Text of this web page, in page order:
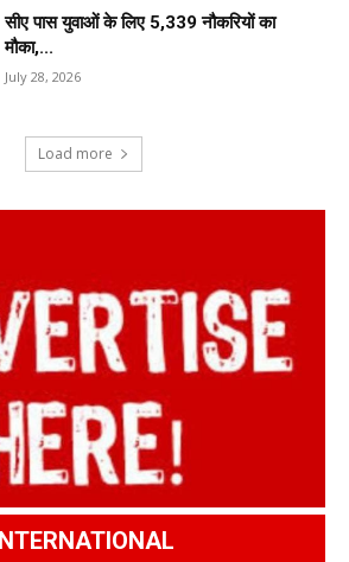
सीए पास युवाओं के लिए 5,339 नौकरियों का
मौका,...
July 28, 2026
Load more
INTERNATIONAL